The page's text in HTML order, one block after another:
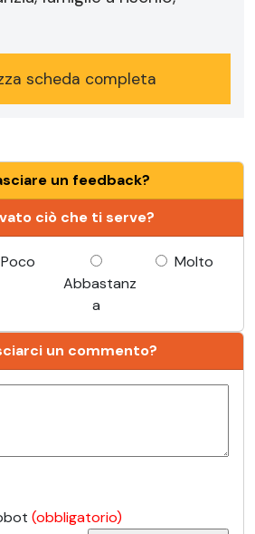
scheda completa
un feedback?
ciò che ti serve?
Abbastanz
a
Molto
un commento?
(obbligatorio)